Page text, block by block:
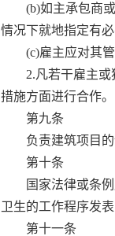
(b)如主承包商或
情况下就地指定有
(c)雇主应对其管
2.凡若干雇主或独
措施方面进行合作。
第九条
负责建筑项目的
第十条
国家法律或条例
卫生的工作程序发
第十一条